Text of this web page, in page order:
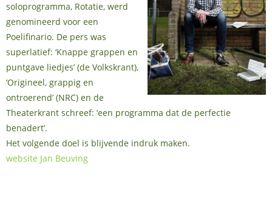
soloprogramma, Rotatie, werd
genomineerd voor een
Poelifinario. De pers was
superlatief: ‘Knappe grappen en
puntgave liedjes’ (de Volkskrant),
‘Origineel, grappig en
ontroerend’ (NRC) en de
Theaterkrant schreef: ‘een programma dat de perfectie
benadert’.
Het volgende doel is blijvende indruk maken.
website Jan Beuving